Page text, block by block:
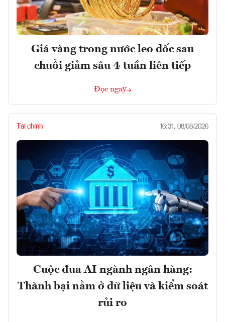
Giá vàng trong nước leo dốc sau
chuỗi giảm sâu 4 tuần liên tiếp
Đọc ngay
Tài chính 16:31, 08/08/2026
Cuộc đua AI ngành ngân hàng:
Thành bại nằm ở dữ liệu và kiểm soát
rủi ro